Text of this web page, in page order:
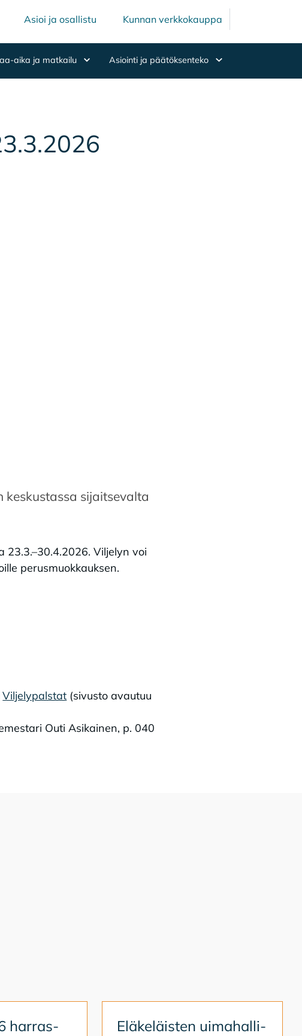
Asioi ja osallistu Kunnan verkkokauppa
aika ja matkailu Asiointi ja päätöksenteko
sijaitsevalta
23.3.–30.4.2026. Viljelyn voi
perusmuokkauksen.
Viljelypalstat (sivusto avautuu
Outi Asikainen, p. 040
har­ras­
Elä­ke­läis­ten ui­ma­hal­li­